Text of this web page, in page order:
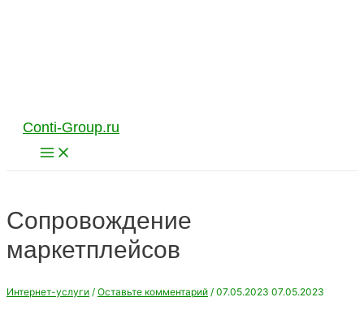
Conti-Group.ru
Main
Menu
Сопровождение
маркетплейсов
Интернет-услуги / Оставьте комментарий / 07.05.2023 07.05.2023